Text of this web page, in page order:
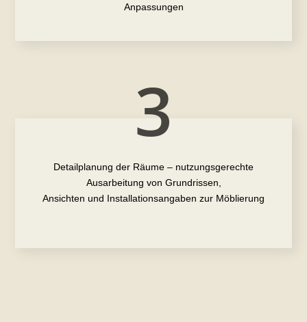
Anpassungen
3
Detailplanung der Räume – nutzungsgerechte
Ausarbeitung von Grundrissen,
Ansichten und Installationsangaben zur Möblierung